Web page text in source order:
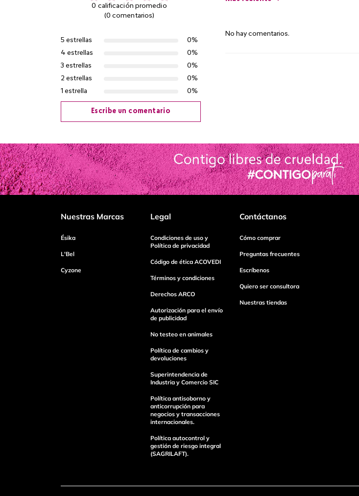
0 calificación promedio
(0 comentarios)
5 estrellas
0%
4 estrellas
0%
3 estrellas
0%
2 estrellas
0%
1 estrella
0%
Escribe un comentario
Agregar comentario
Título
Tu nombre
Dirección de email
enviar comentario
No hay comentarios.
Nuestras Marcas
Ésika
L'Bel
Cyzone
Legal
Condiciones de uso y
Política de privacidad
Código de ética ACOVEDI
Términos y condiciones
Derechos ARCO
Autorización para el envío
de publicidad
No testeo en animales
Política de cambios y
devoluciones
Superintendencia de
Industria y Comercio SIC
Política antisoborno y
anticorrupción para
negocios y transacciones
internacionales.
Política autocontrol y
gestión de riesgo integral
(SAGRILAFT).
Contáctanos
Cómo comprar
Preguntas frecuentes
Escríbenos
Quiero ser consultora
Nuestras tiendas